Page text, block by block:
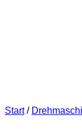
Start /